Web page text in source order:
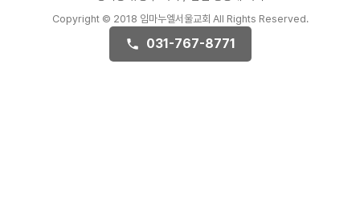
Copyright © 2018 임마누엘서울교회 All Rights Reserved.
031-767-8771